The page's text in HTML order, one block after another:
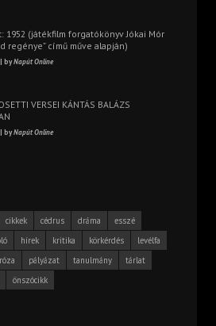
1952 (játékfilm forgatókönyv Jókai Mór
regénye” című műve alapján)
byNapút Online
VERSEI KÁNTÁS BALÁZS
byNapút Online
cikkek cédrus dráma
esszé
hírek kritika körkérdés
levélfa
pályázat tanulmány
tárlat
önszócikk